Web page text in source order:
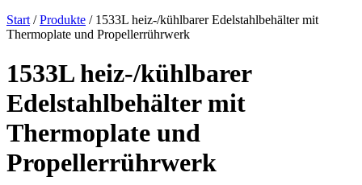
Start /Produkte / 1533L heiz-/kühlbarer Edelstahlbehälter mit
Thermoplate und Propellerrührwerk
1533L heiz-/kühlbarer
Edelstahlbehälter mit
Thermoplate und
Propellerrührwerk